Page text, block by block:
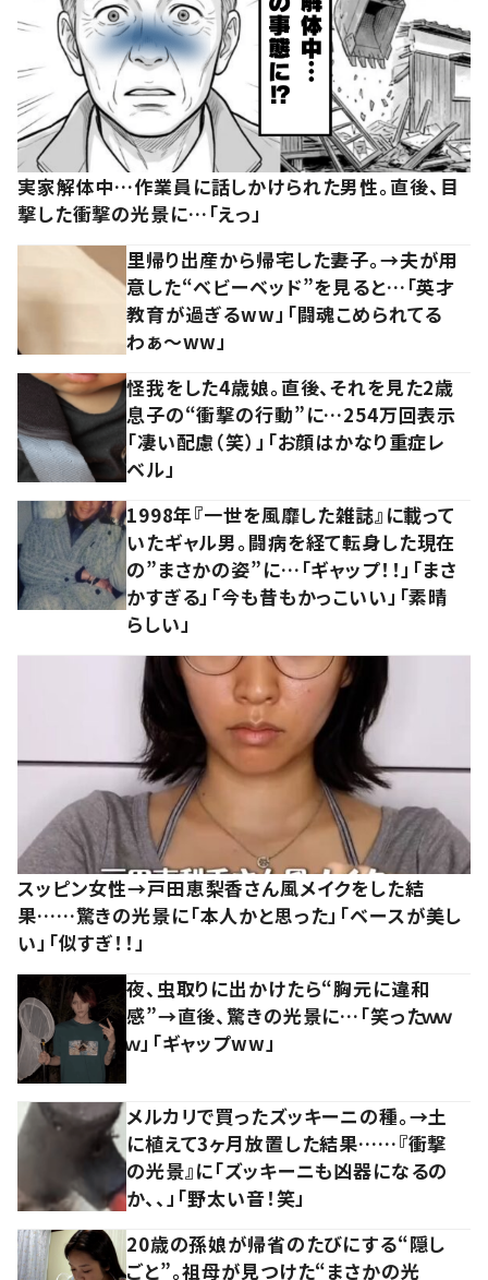
実家解体中…作業員に話しかけられた男性。直後、目
撃した衝撃の光景に…「えっ」
里帰り出産から帰宅した妻子。→夫が用
意した“ベビーベッド”を見ると…「英才
教育が過ぎるww」「闘魂こめられてる
わぁ～ww」
怪我をした4歳娘。直後、それを見た2歳
息子の“衝撃の行動”に…254万回表示
「凄い配慮（笑）」「お顔はかなり重症レ
ベル」
1998年『一世を風靡した雑誌』に載って
いたギャル男。闘病を経て転身した現在
の”まさかの姿”に…「ギャップ！！」「まさ
かすぎる」「今も昔もかっこいい」「素晴
らしい」
スッピン女性→戸田恵梨香さん風メイクをした結
果……驚きの光景に「本人かと思った」「ベースが美し
い」「似すぎ！！」
夜、虫取りに出かけたら“胸元に違和
感”→直後、驚きの光景に…「笑ったｗｗ
ｗ」「ギャップww」
メルカリで買ったズッキーニの種。→土
に植えて3ヶ月放置した結果……『衝撃
の光景』に「ズッキーニも凶器になるの
か、、」「野太い音！笑」
20歳の孫娘が帰省のたびにする“隠し
ごと”。祖母が見つけた“まさかの光